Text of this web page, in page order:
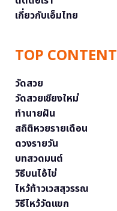
เกี่ยวกับเอ็มไทย
TOP CONTENT
วัดสวย
วัดสวยเชียงใหม่
ทำนายฝัน
สถิติหวยรายเดือน
ดวงรายวัน
บทสวดมนต์
วิธีบนไอ้ไข่
ไหว้ท้าวเวสสุวรรณ
วิธีไหว้วัดแขก